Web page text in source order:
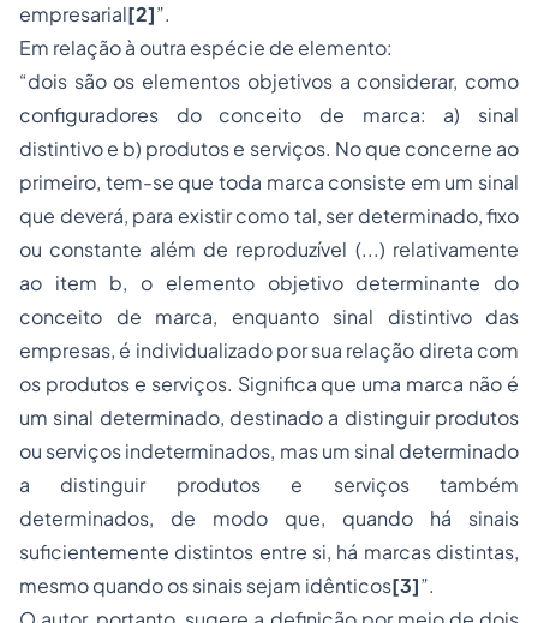
empresarial[2]”.
Em relação à outra espécie de elemento:
“dois são os elementos objetivos a considerar, como
configuradores do conceito de marca: a) sinal
distintivo e b) produtos e serviços. No que concerne ao
primeiro, tem-se que toda marca consiste em um sinal
que deverá, para existir como tal, ser determinado, fixo
ou constante além de reproduzível (...) relativamente
ao item b, o elemento objetivo determinante do
conceito de marca, enquanto sinal distintivo das
empresas, é individualizado por sua relação direta com
os produtos e serviços. Significa que uma marca não é
um sinal determinado, destinado a distinguir produtos
ou serviços indeterminados, mas um sinal determinado
a distinguir produtos e serviços também
determinados, de modo que, quando há sinais
suficientemente distintos entre si, há marcas distintas,
mesmo quando os sinais sejam idênticos[3]”.